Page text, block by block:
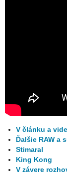
V článku a
Ďalšie RAW a
Stimaral
King Kong
V závere